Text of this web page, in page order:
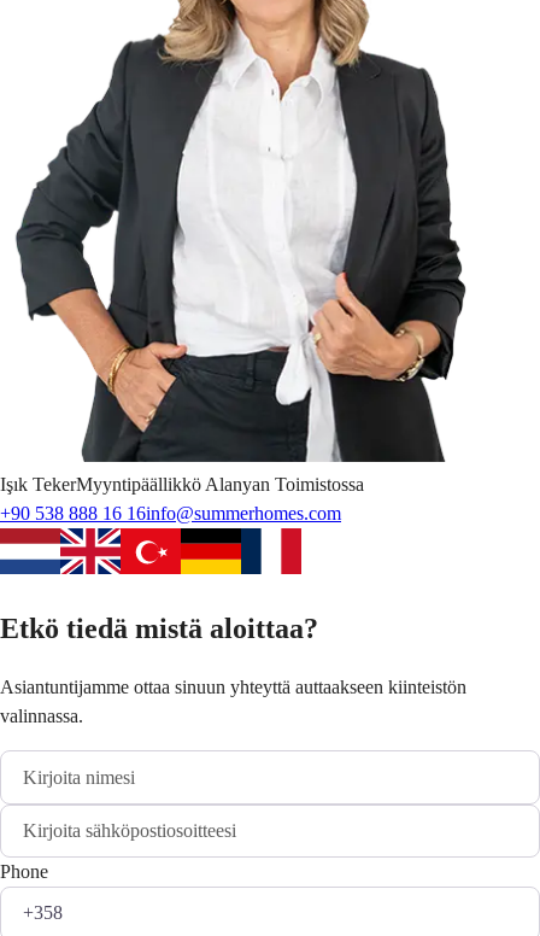
Işık TekerMyyntipäällikkö Alanyan Toimistossa
+90 538 888 16 16info@summerhomes.com
Etkö tiedä mistä aloittaa?
Asiantuntijamme ottaa sinuun yhteyttä auttaakseen kiinteistön
valinnassa.
Phone